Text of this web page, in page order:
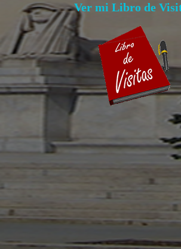
Ver mi Libro de